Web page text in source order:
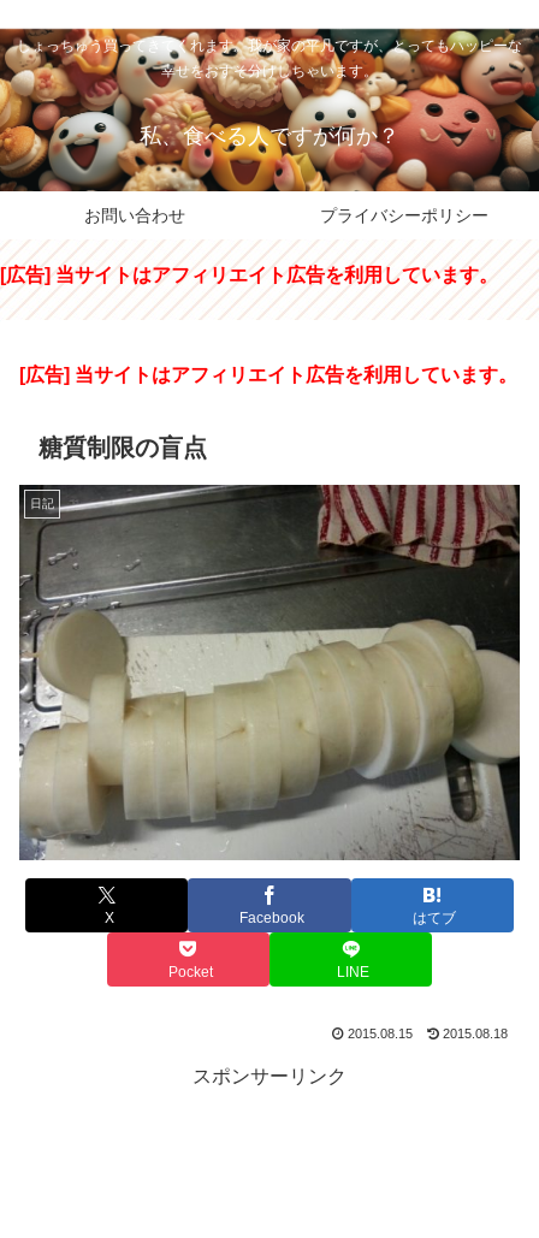
しょっちゅう買ってきてくれます。我が家の平凡ですが、とってもハッピーな
幸せをおすそ分けしちゃいます。
私、食べる人ですが何か？
お問い合わせ プライバシーポリシー
[広告] 当サイトはアフィリエイト広告を利用しています。
[広告] 当サイトはアフィリエイト広告を利用しています。
糖質制限の盲点
日記
X Facebook はてブ
Pocket LINE
2015.08.15 2015.08.18
スポンサーリンク